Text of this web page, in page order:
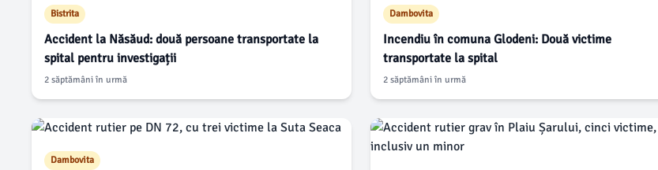
Bistrita
Accident la Năsăud: două persoane transportate la
spital pentru investigații
2 săptămâni în urmă
Dambovita
Incendiu în comuna Glodeni: Două victime
transportate la spital
2 săptămâni în urmă
Dambovita